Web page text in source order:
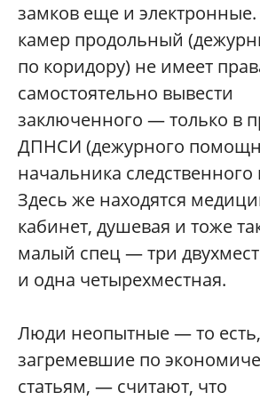
замков еще и электронные.
камер продольный
по коридору) не имеет
самостоятельно вывести
заключенного — только в
ДПНСИ (дежурного
начальника следственного
Здесь же находятся
кабинет, душевая и тоже
малый спец — три
и одна четырехместная.
Люди неопытные — то есть,
загремевшие по
статьям, — считают, что